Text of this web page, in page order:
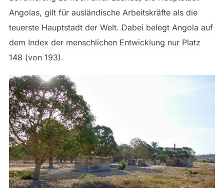
Angolas, gilt für ausländische Arbeitskräfte als die
teuerste Hauptstadt der Welt. Dabei belegt Angola auf
dem Index der menschlichen Entwicklung nur Platz
148 (von 193).